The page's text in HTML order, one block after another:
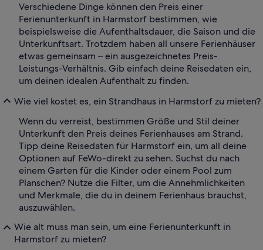
Verschiedene Dinge können den Preis einer
Ferienunterkunft in Harmstorf bestimmen, wie
beispielsweise die Aufenthaltsdauer, die Saison und die
Unterkunftsart. Trotzdem haben all unsere Ferienhäuser
etwas gemeinsam – ein ausgezeichnetes Preis-
Leistungs-Verhältnis. Gib einfach deine Reisedaten ein,
um deinen idealen Aufenthalt zu finden.
Wie viel kostet es, ein Strandhaus in Harmstorf zu mieten?
Wenn du verreist, bestimmen Größe und Stil deiner
Unterkunft den Preis deines Ferienhauses am Strand.
Tipp deine Reisedaten für Harmstorf ein, um all deine
Optionen auf FeWo-direkt zu sehen. Suchst du nach
einem Garten für die Kinder oder einem Pool zum
Planschen? Nutze die Filter, um die Annehmlichkeiten
und Merkmale, die du in deinem Ferienhaus brauchst,
auszuwählen.
Wie alt muss man sein, um eine Ferienunterkunft in
Harmstorf zu mieten?